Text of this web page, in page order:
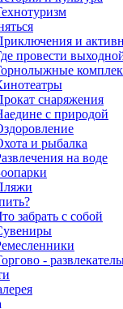
и
провести
снаряжения
с природой
и рыбалка
на воде
забрать с собой
-